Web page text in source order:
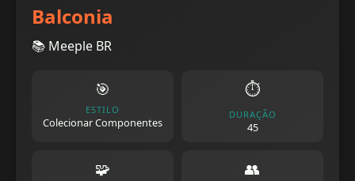
Balconia
📚 Meeple BR
🎯
ESTILO
Colecionar Componentes
⏱️
DURAÇÃO
45
🧩 👥